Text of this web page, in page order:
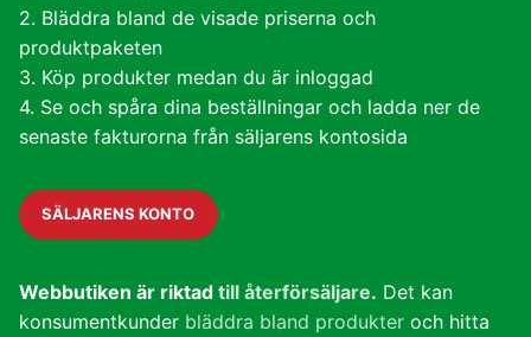
2. Bläddra bland de visade priserna och
produktpaketen
3. Köp produkter medan du är inloggad
4. Se och spåra dina beställningar och ladda ner de
senaste fakturorna från säljarens kontosida
SÄLJARENS KONTO
Webbutiken är riktad till återförsäljare. Det kan
konsumentkunder bläddra bland produkter och hitta